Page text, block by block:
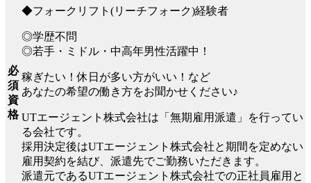
必
須
資
格
◆フォークリフト(リーチフォーク)経験者
◎学歴不問
◎若手・ミドル・中高年男性活躍中！
稼ぎたい！休日が多い方がいい！など
あなたの希望の働き方をお聞かせください♪
UTエージェント株式会社は「無期雇用派遣」を行ってい
る会社です。
採用決定後はUTエージェント株式会社と期間を定めない
雇用契約を結び、派遣先でご勤務いただきます。
派遣元であるUTエージェント株式会社での正社員雇用と